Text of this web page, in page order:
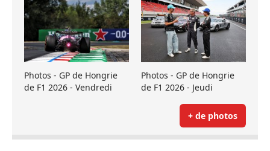
Photos - GP de Hongrie
de F1 2026 - Vendredi
Photos - GP de Hongrie
de F1 2026 - Jeudi
+ de photos